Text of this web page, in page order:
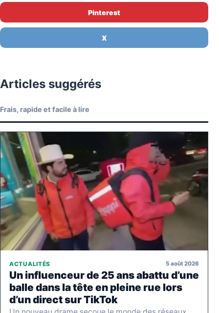
Pinterest
X
Articles suggérés
Frais, rapide et facile à lire
ACTUALITÉS 5 août 2026
Un influenceur de 25 ans abattu d’une
balle dans la tête en pleine rue lors
d’un direct sur TikTok